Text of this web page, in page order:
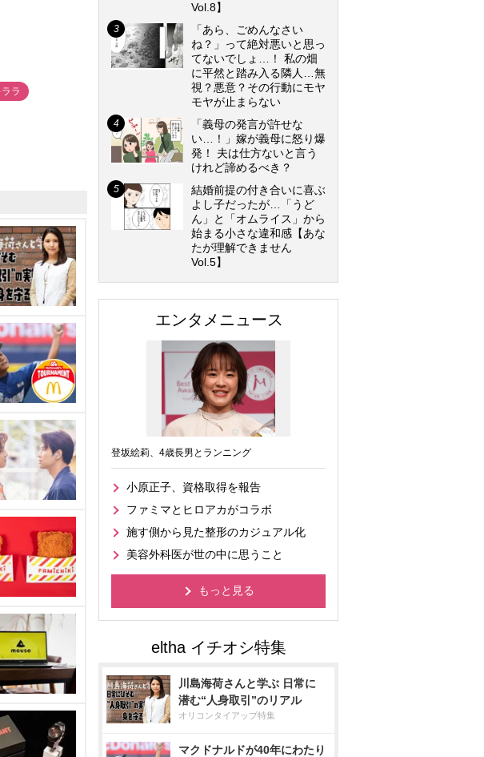
ラ
Vol.8】
「あら、ごめんなさい
ね？」って絶対悪いと思っ
てないでしょ…！ 私の畑
に平然と踏み入る隣人…無
視？悪意？その行動にモヤ
モヤが止まらない
「義母の発言が許せな
い…！」嫁が義母に怒り爆
発！ 夫は仕方ないと言う
けれど諦めるべき？
結婚前提の付き合いに喜ぶ
よし子だったが…「うど
ん」と「オムライス」から
始まる小さな違和感【あな
たが理解できません
Vol.5】
エンタメニュース
登坂絵莉、4歳長男とランニング
小原正子、資格取得を報告
ファミマとヒロアカがコラボ
施す側から見た整形のカジュアル化
美容外科医が世の中に思うこと
もっと見る
川島海荷さんと学ぶ 日常に
潜む“人身取引”のリアル
オリコンタイアップ特集
マクドナルドが40年にわたり